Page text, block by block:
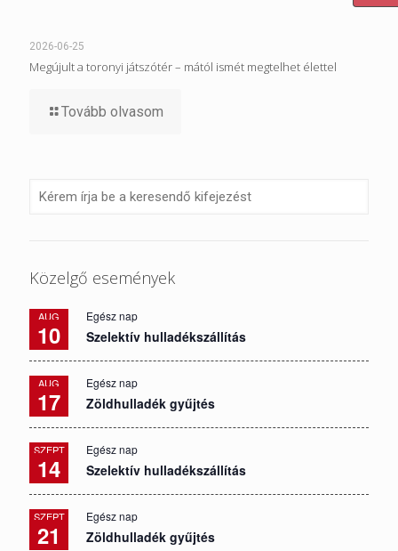
2026-06-25
Megújult a toronyi játszótér – mától ismét megtelhet élettel
Tovább olvasom
Közelgő események
AUG
10
Egész nap
Szelektív hulladékszállítás
AUG
17
Egész nap
Zöldhulladék gyűjtés
SZEPT
14
Egész nap
Szelektív hulladékszállítás
SZEPT
21
Egész nap
Zöldhulladék gyűjtés